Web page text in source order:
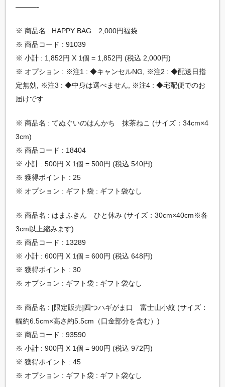
———-
※ 商品名 : HAPPY BAG 2,000円福袋
※ 商品コード : 91039
※ 小計 : 1,852円 X 1個 = 1,852円 (税込 2,000円)
※ オプション : ※注1 : ◆キャンセルNG, ※注2 : ◆配送日指
定無効, ※注3 : ◆中身は選べません, ※注4 : ◆宅配便でのお
届けです
※ 商品名 : てぬぐいのはんかち 抹茶ねこ (サイズ：34cm×4
3cm)
※ 商品コード : 18404
※ 小計 : 500円 X 1個 = 500円 (税込 540円)
※ 獲得ポイント : 25
※ オプション : ギフト袋 : ギフト袋なし
※ 商品名 : はまふきん ひと休み (サイズ：30cm×40cm※各
3cm以上縮みます)
※ 商品コード : 13289
※ 小計 : 600円 X 1個 = 600円 (税込 648円)
※ 獲得ポイント : 30
※ オプション : ギフト袋 : ギフト袋なし
※ 商品名 : [限定販売]四つハギがま口 富士山小紋 (サイズ：
幅約6.5cm×高さ約5.5cm（口金部分を含む）)
※ 商品コード : 93590
※ 小計 : 900円 X 1個 = 900円 (税込 972円)
※ 獲得ポイント : 45
※ オプション : ギフト袋 : ギフト袋なし